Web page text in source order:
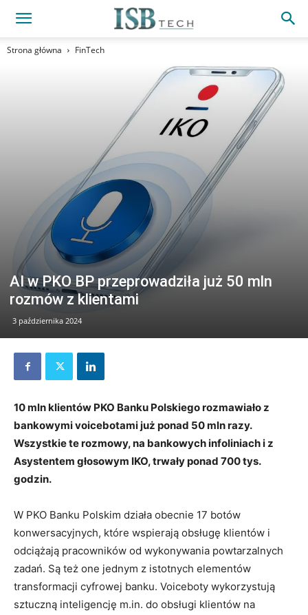
Strona główna FinTech
AI w PKO BP przeprowadziła już 50 mln
rozmów z klientami
3 października 2024
10 mln klientów PKO Banku Polskiego rozmawiało z
bankowymi voicebotami już ponad 50 mln razy.
Wszystkie te rozmowy, na bankowych infoliniach i z
Asystentem głosowym IKO, trwały ponad 700 tys.
godzin.
W PKO Banku Polskim działa obecnie 17 botów
konwersacyjnych, które wspierają obsługę klientów i
odciążają pracowników od wykonywania powtarzalnych
zadań. Są też one jednym z istotnych elementów
transformacji cyfrowej banku. Voiceboty wykorzystują
sztuczną inteligencję m.in. do obsługi klientów na